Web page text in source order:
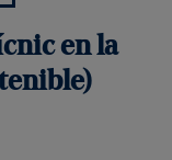
en la